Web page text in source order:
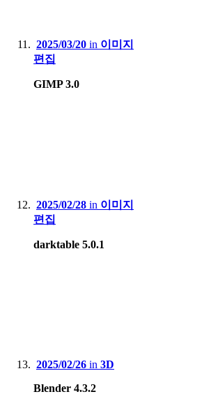
2025/03/20 in 이미지
편집
GIMP 3.0
2025/02/28 in 이미지
편집
darktable 5.0.1
2025/02/26 in 3D
Blender 4.3.2